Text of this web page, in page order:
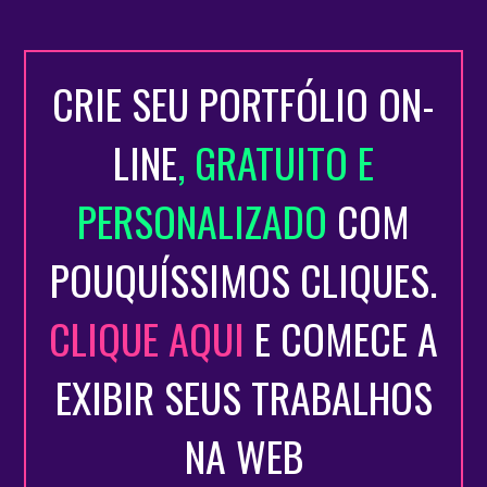
CRIE SEU PORTFÓLIO ON-
LINE, GRATUITO E
PERSONALIZADO COM
POUQUÍSSIMOS CLIQUES.
CLIQUE AQUI E COMECE A
EXIBIR SEUS TRABALHOS
NA WEB